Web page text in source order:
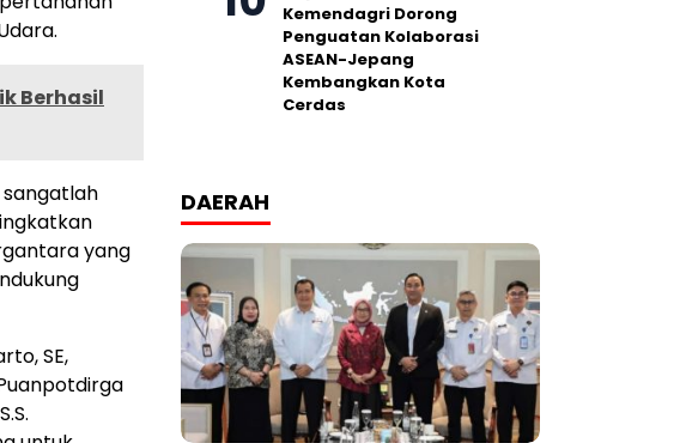
Berhasil
sangatlah
yang
SE,
Kemendagri Dorong
Penguatan Kolaborasi
ASEAN-Jepang
Kembangkan Kota
Cerdas
DAERAH